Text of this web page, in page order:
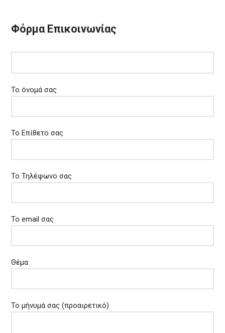
Φόρμα Επικοινωνίας
Το όνομά σας
Το Επίθετο σας
Το Τηλέφωνο σας
Το email σας
Θέμα
Το μήνυμά σας (προαιρετικό)